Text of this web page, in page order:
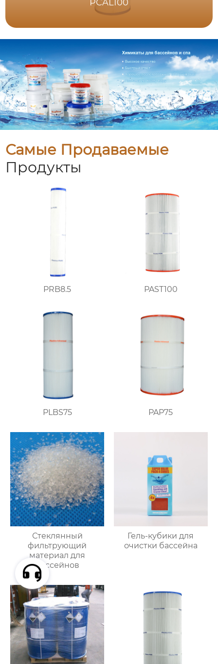
PCAL100
Самые Продаваемые
Продукты
PRB8.5 PAST100
PLBS75 PAP75
Стеклянный
фильтрующий
материал для
бассейнов
Гель-кубики для
очистки бассейна